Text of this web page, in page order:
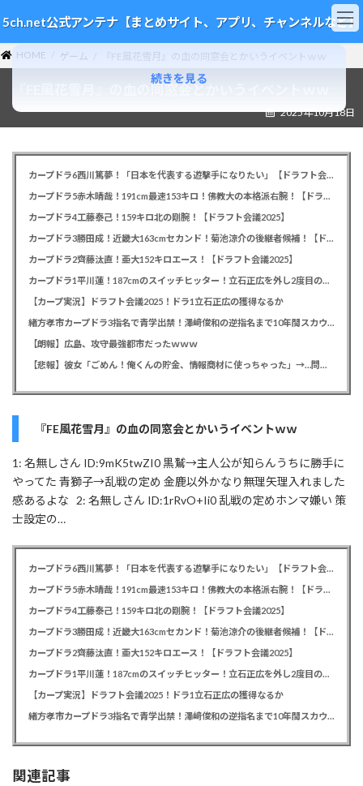
ン
テ
ン
ツ
ビ
ゲ
ー
シ
5ch.net公式アンテナ【まとめサイト、アプリ、チャンネルなど】
HOME ゲーム 『FE風花雪月』の血の同窓会とかいうイベントｗｗ
『FE風花雪月』の血の同窓会とかいうイベントｗｗ
2025年10月18日
カープドラ6西川篤夢！「日本を代表する遊撃手になりたい」【ドラフト会議2025】
カープドラ5赤木晴哉！191cm最速153キロ！佛教大の本格派右腕！【ドラフト会議2025】
カープドラ4工藤泰己！159キロ北の剛腕！【ドラフト会議2025】
カープドラ3勝田成！近畿大163cmセカンド！菊池涼介の後継者候補！【ドラフト会議2025】
カープドラ2齊藤汰直！亜大152キロエース！【ドラフト会議2025】
カープドラ1平川蓮！187cmのスイッチヒッター！立石正広を外し2度目の重複も新井監督がクジを引き当てる！【ドラフト会議2025】
【カープ実況】ドラフト会議2025！ドラ1立石正広の獲得なるか
緒方孝市カープドラ3指名で青学出禁！澤﨑俊和の逆指名まで10年間スカウト出禁
【朗報】広島、攻守最強都市だったｗｗｗ
【悲報】彼女「ごめん！俺くんの貯金、情報商材に使っちゃった」→…問い詰めたらギャン泣きされたんだが俺が悪いのか？
『FE風花雪月』の血の同窓会とかいうイベントｗｗ
1: 名無しさん ID:9mK5twZI0 黒鷲→主人公が知らんうちに勝手に
やってた 青獅子→乱戦の定め 金鹿以外かなり無理矢理入れました
感あるよな 2: 名無しさん ID:1rRvO+Ii0 乱戦の定めホンマ嫌い 策
士設定の…
続きを見る
カープドラ6西川篤夢！「日本を代表する遊撃手になりたい」【ドラフト会議2025】
カープドラ5赤木晴哉！191cm最速153キロ！佛教大の本格派右腕！【ドラフト会議2025】
カープドラ4工藤泰己！159キロ北の剛腕！【ドラフト会議2025】
カープドラ3勝田成！近畿大163cmセカンド！菊池涼介の後継者候補！【ドラフト会議2025】
カープドラ2齊藤汰直！亜大152キロエース！【ドラフト会議2025】
カープドラ1平川蓮！187cmのスイッチヒッター！立石正広を外し2度目の重複も新井監督がクジを引き当てる！【ドラフト会議2025】
【カープ実況】ドラフト会議2025！ドラ1立石正広の獲得なるか
緒方孝市カープドラ3指名で青学出禁！澤﨑俊和の逆指名まで10年間スカウト出禁
関連記事